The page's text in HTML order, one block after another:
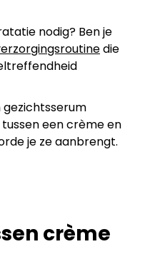
nodig? Ben je
die
gezichtsserum
een crème en
je ze aanbrengt.
crème